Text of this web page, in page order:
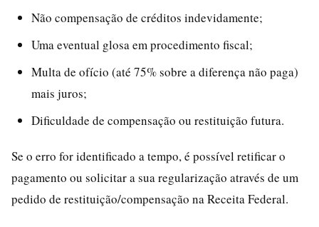
Não compensação de créditos indevidamente;
Uma eventual glosa em procedimento fiscal;
Multa de ofício (até 75% sobre a diferença não paga)
mais juros;
Dificuldade de compensação ou restituição futura.
Se o erro for identificado a tempo, é possível retificar o
pagamento ou solicitar a sua regularização através de um
pedido de restituição/compensação na Receita Federal.